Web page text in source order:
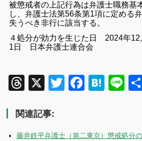
被懲戒者の上記行為は弁護士職務基
し、弁護士法第56条第1項に定める
失うべき非行に該当する。
４処分が効力を生じた日 2024年12
1日 日本弁護士連合会
Threads
X Twitter
関連記事:
藤井鉄平弁護士（第二東京）懲戒処分